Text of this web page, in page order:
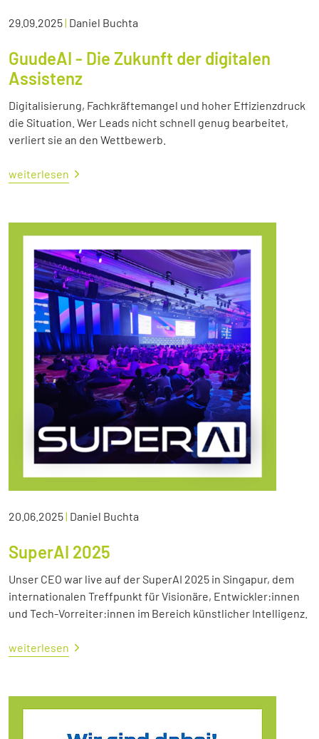
29.09.2025| Daniel Buchta
GuudeAI - Die Zukunft der digitalen
Assistenz
Digitalisierung, Fachkräftemangel und hoher Effizienzdruck
die Situation. Wer Leads nicht schnell genug bearbeitet,
verliert sie an den Wettbewerb.
weiterlesen
20.06.2025| Daniel Buchta
SuperAI 2025
Unser CEO war live auf der SuperAI 2025 in Singapur, dem
internationalen Treffpunkt für Visionäre, Entwickler:innen
und Tech-Vorreiter:innen im Bereich künstlicher Intelligenz.
weiterlesen